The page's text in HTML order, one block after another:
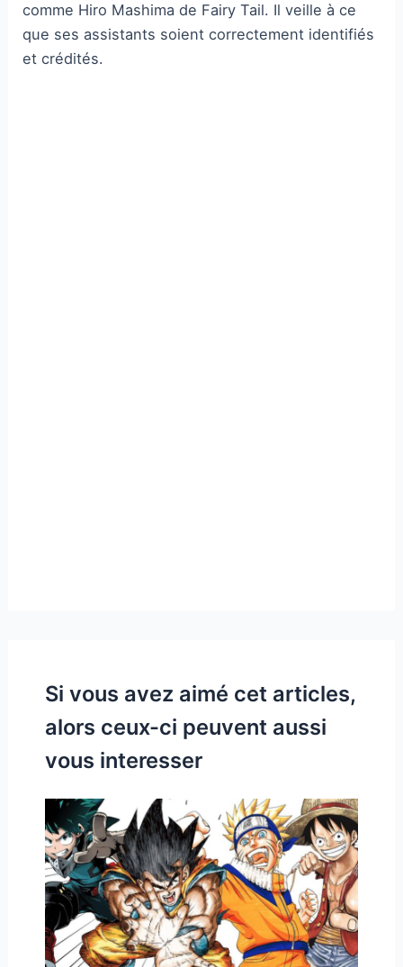
comme Hiro Mashima de Fairy Tail. Il veille à ce
que ses assistants soient correctement identifiés
et crédités.
Si vous avez aimé cet articles,
alors ceux-ci peuvent aussi
vous interesser